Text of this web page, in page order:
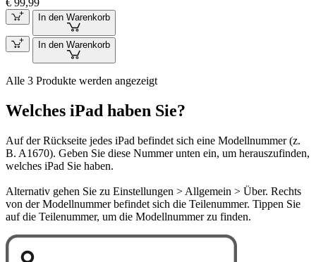
In den Warenkorb
In den Warenkorb
Alle 3 Produkte werden angezeigt
Welches iPad haben Sie?
Auf der Rückseite jedes iPad befindet sich eine Modellnummer (z.
B. A1670). Geben Sie diese Nummer unten ein, um herauszufinden,
welches iPad Sie haben.
Alternativ gehen Sie zu Einstellungen > Allgemein > Über. Rechts
von der Modellnummer befindet sich die Teilenummer. Tippen Sie
auf die Teilenummer, um die Modellnummer zu finden.